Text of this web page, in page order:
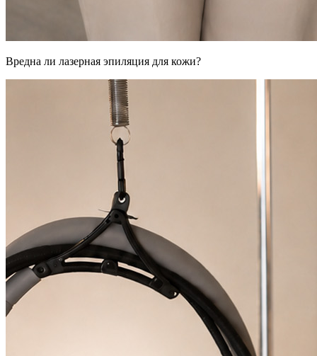
Вредна ли лазерная эпиляция для кожи?